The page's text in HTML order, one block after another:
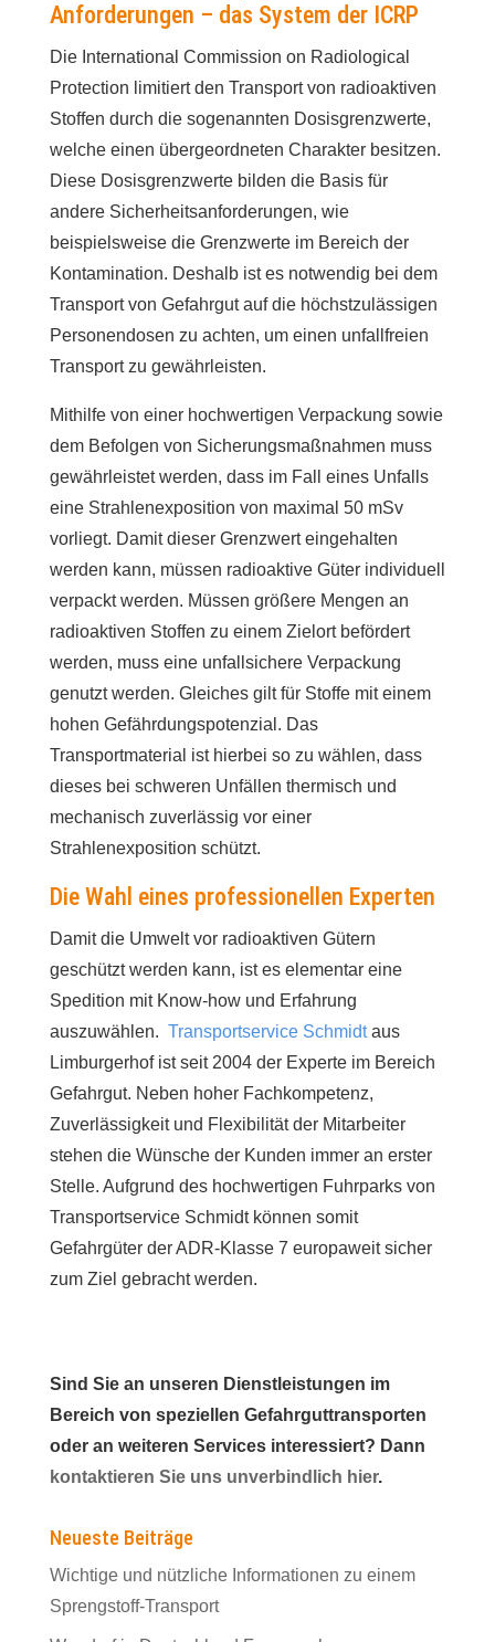
Anforderungen – das System der ICRP
Die International Commission on Radiological
Protection limitiert den Transport von radioaktiven
Stoffen durch die sogenannten Dosisgrenzwerte,
welche einen übergeordneten Charakter besitzen.
Diese Dosisgrenzwerte bilden die Basis für
andere Sicherheitsanforderungen, wie
beispielsweise die Grenzwerte im Bereich der
Kontamination. Deshalb ist es notwendig bei dem
Transport von Gefahrgut auf die höchstzulässigen
Personendosen zu achten, um einen unfallfreien
Transport zu gewährleisten.
Mithilfe von einer hochwertigen Verpackung sowie
dem Befolgen von Sicherungsmaßnahmen muss
gewährleistet werden, dass im Fall eines Unfalls
eine Strahlenexposition von maximal 50 mSv
vorliegt. Damit dieser Grenzwert eingehalten
werden kann, müssen radioaktive Güter individuell
verpackt werden. Müssen größere Mengen an
radioaktiven Stoffen zu einem Zielort befördert
werden, muss eine unfallsichere Verpackung
genutzt werden. Gleiches gilt für Stoffe mit einem
hohen Gefährdungspotenzial. Das
Transportmaterial ist hierbei so zu wählen, dass
dieses bei schweren Unfällen thermisch und
mechanisch zuverlässig vor einer
Strahlenexposition schützt.
Die Wahl eines professionellen Experten
Damit die Umwelt vor radioaktiven Gütern
geschützt werden kann, ist es elementar eine
Spedition mit Know-how und Erfahrung
auszuwählen. Transportservice Schmidtaus
Limburgerhof ist seit 2004 der Experte im Bereich
Gefahrgut. Neben hoher Fachkompetenz,
Zuverlässigkeit und Flexibilität der Mitarbeiter
stehen die Wünsche der Kunden immer an erster
Stelle. Aufgrund des hochwertigen Fuhrparks von
Transportservice Schmidt können somit
Gefahrgüter der ADR-Klasse 7 europaweit sicher
zum Ziel gebracht werden.
Sind Sie an unseren Dienstleistungen im
Bereich von speziellen Gefahrguttransporten
oder an weiteren Services interessiert? Dann
kontaktieren Sie uns unverbindlich hier.
Neueste Beiträge
Wichtige und nützliche Informationen zu einem
Sprengstoff-Transport